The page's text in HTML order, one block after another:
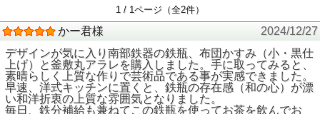
1 / 1ページ（全2件）
かー君様
2024/12/27
デザインが気に入り南部鉄器の鉄瓶、布団かすみ（小・黒仕
上げ）と釜敷丸アラレを購入しました。手に取ってみると、
素晴らしく上質な作りで芸術品である事が実感できました。
早速、洋式キッチンに置くと、鉄瓶の存在感（和の心）が漂
い和洋折衷の上質な雰囲気となりました。
毎日、鉄分補給も兼ねてこの鉄瓶を使ってお茶を飲んでお